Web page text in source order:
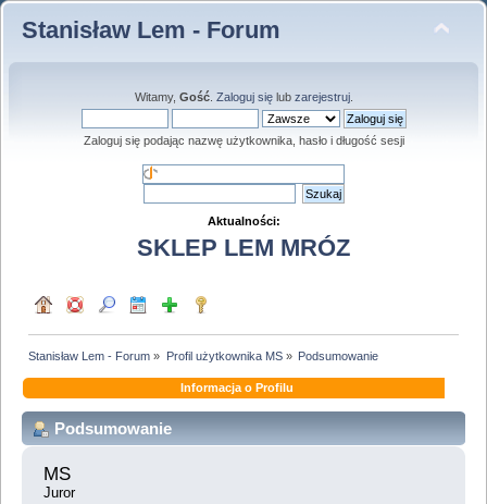
Stanisław Lem - Forum
Witamy, Gość. Zaloguj sięlub zarejestruj.
Zaloguj się podając nazwę użytkownika, hasło i długość sesji
Aktualności:
SKLEP LEM MRÓZ
Stanisław Lem - Forum » Profil użytkownika MS» Podsumowanie
Informacja o Profilu
Podsumowanie
MS
Juror